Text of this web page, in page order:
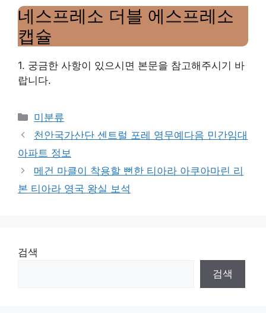
네스프레소 더블 에스프레소
캡슐
1. 궁금한 사항이 있으시면 본문을 참고해주시기 바
랍니다.
Categories
미분류
천안국가산단 센트럴 포레 영무예다음 민간임대
아파트 정보
메건 마클이 착용할 뻔한 티아라 아쿠아마린 리
본 티아라 영국 왕실 보석
검색
검색